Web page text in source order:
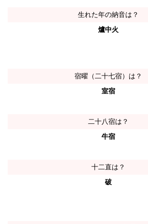
生れた年の納音は？
爐中火
宿曜（二十七宿）は？
室宿
二十八宿は？
牛宿
十二直は？
破